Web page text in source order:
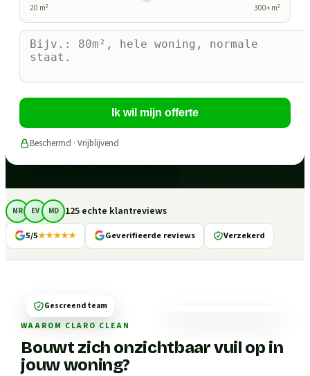
20 m² 300+ m²
Ik wil mijn offerte
Beschermd · Vrijblijvend
NR EV MD 125 echte klantreviews
5/5★★★★★ Geverifieerde reviews Verzekerd
WAAROM CLARO CLEAN
Bouwt zich onzichtbaar vuil op in
jouw woning?
Gescreend team